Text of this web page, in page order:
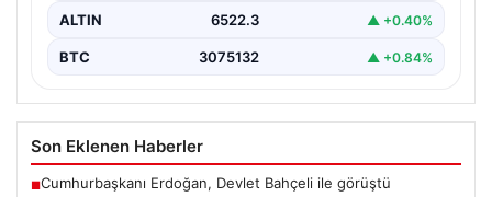
ALTIN 6522.3 ▲ +0.40%
BTC 3075132 ▲ +0.84%
Son Eklenen Haberler
■Cumhurbaşkanı Erdoğan, Devlet Bahçeli ile görüştü